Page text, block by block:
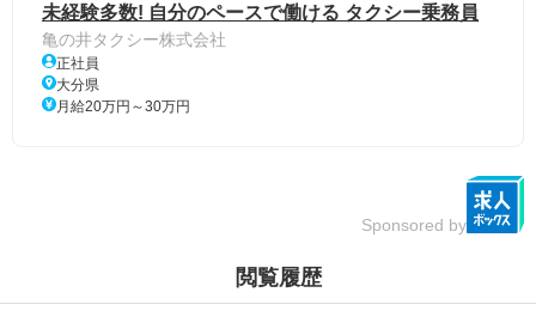
未経験多数! 自分のペースで働ける タクシー乗務員
亀の井タクシー株式会社
正社員
大分県
月給20万円～30万円
Sponsored by
閲覧履歴